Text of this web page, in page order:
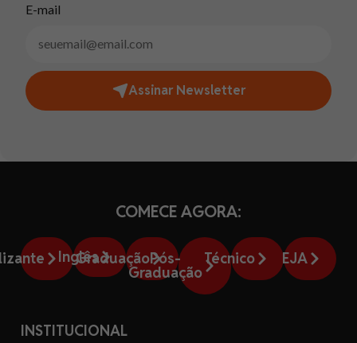
E-mail
Assinar Newsletter
COMECE AGORA:
Inglês
GraduaçãoPós-
Graduação
Técnico EJA
INSTITUCIONAL